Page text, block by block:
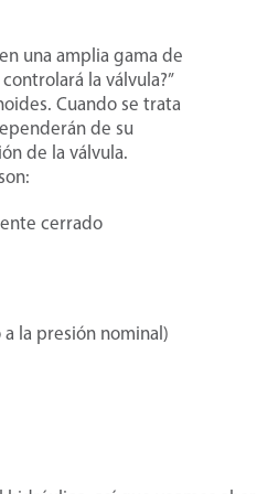
una
de
y
no se
control
una amplia gama de
la válvula?”
Cuando se trata
de su
de la válvula.
cerrado
la presión nominal)